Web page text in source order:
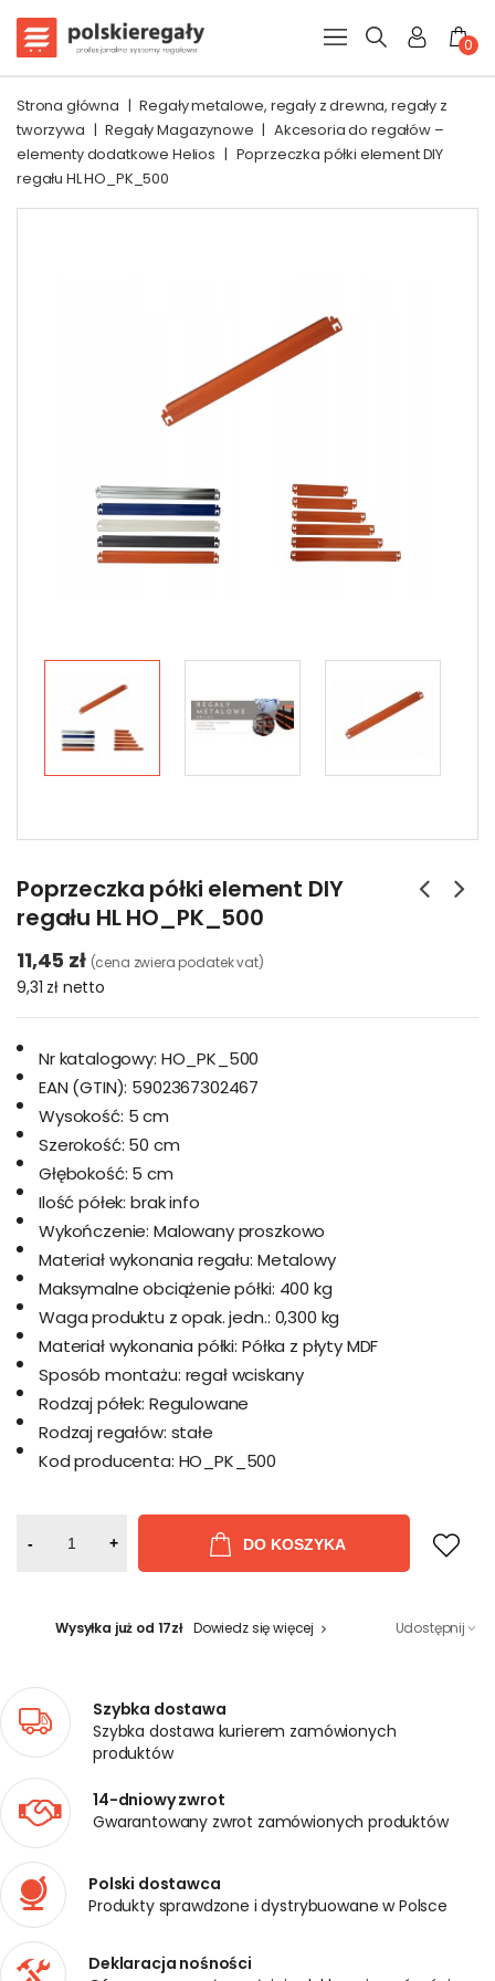
0
Strona główna | Regały metalowe, regały z drewna, regały z
tworzywa | Regały Magazynowe | Akcesoria do regałów –
elementy dodatkowe Helios | Poprzeczka półki element DIY
regału HL HO_PK_500
Poprzeczka półki element DIY
regału HL HO_PK_500
11,45 zł (cena zwiera podatek vat)
9,31 zł netto
Nr katalogowy: HO_PK_500
EAN (GTIN): 5902367302467
Wysokość: 5 cm
Szerokość: 50 cm
Głębokość: 5 cm
Ilość półek: brak info
Wykończenie: Malowany proszkowo
Materiał wykonania regału: Metalowy
Maksymalne obciążenie półki: 400 kg
Waga produktu z opak. jedn.: 0,300 kg
Materiał wykonania półki: Półka z płyty MDF
Sposób montażu: regał wciskany
Rodzaj półek: Regulowane
Rodzaj regałów: stałe
Kod producenta: HO_PK_500
- + DO KOSZYKA
Wysyłka już od 17zł Dowiedz się więcej Udostępnij
Szybka dostawa
Szybka dostawa kurierem zamówionych
produktów
14-dniowy zwrot
Gwarantowany zwrot zamówionych produktów
Polski dostawca
Produkty sprawdzone i dystrybuowane w Polsce
Deklaracja nośności